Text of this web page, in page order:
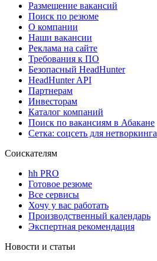
Размещение вакансий
Поиск по резюме
О компании
Наши вакансии
Реклама на сайте
Требования к ПО
Безопасный HeadHunter
HeadHunter API
Партнерам
Инвесторам
Каталог компаний
Поиск по вакансиям в Абакане
Сетка: соцсеть для нетворкинга
Соискателям
hh PRO
Готовое резюме
Все сервисы
Хочу у вас работать
Производственный календарь
Экспертная рекомендация
Новости и статьи